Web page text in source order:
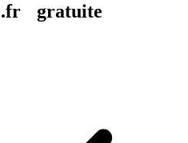
gratuite